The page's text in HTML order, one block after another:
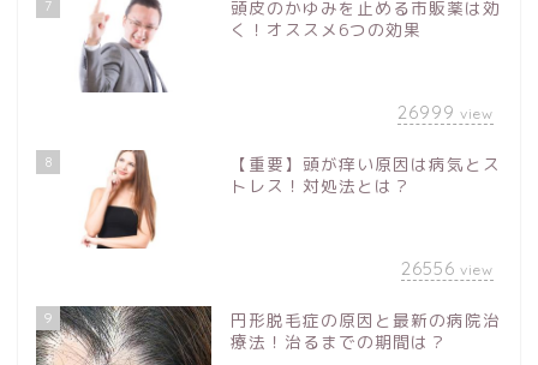
7
頭皮のかゆみを止める市販薬は効
く！オススメ6つの効果
26999 view
8
【重要】頭が痒い原因は病気とス
トレス！対処法とは？
26556 view
9
円形脱毛症の原因と最新の病院治
療法！治るまでの期間は？